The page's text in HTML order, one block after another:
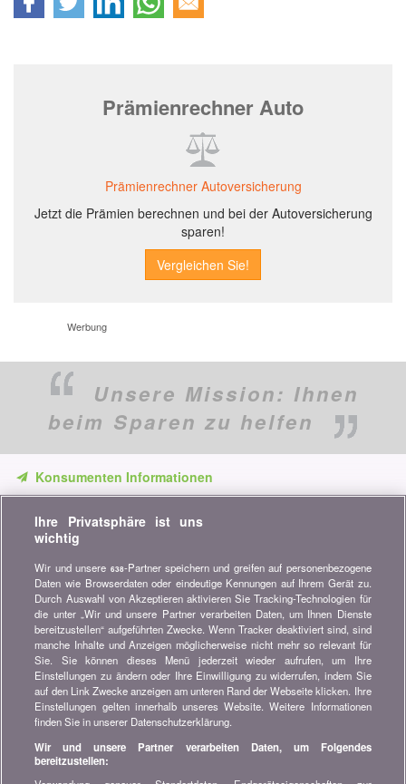
Prämienrechner Auto
Prämienrechner Autoversicherung
Jetzt die Prämien berechnen und bei der Autoversicherung
sparen!
Werbung
Unsere Mission: Ihnen
beim Sparen zu helfen
Konsumenten Informationen
unsere Vergleiche, Ratschläge und Tipps in den Bereichen
Versicherung, Finanzen, Konsumgüter und vieles mehr...
Newsletter bestellen
Treten Sie unserer Community bei
Bleiben Sie auf dem neuesten Stand, finden Sie alle Ratschläge
und Tipps zum Sparen auf:
Wissenswertes über bonus.ch
Ihre Privatsphäre ist uns
wichtig
Wir und unsere 638-Partner speichern und greifen auf personenbezogene
Daten wie Browserdaten oder eindeutige Kennungen auf Ihrem Gerät zu.
Durch Auswahl von Akzeptieren aktivieren Sie Tracking-Technologien für
die unter „Wir und unsere Partner verarbeiten Daten, um Ihnen Dienste
bereitzustellen“ aufgeführten Zwecke. Wenn Tracker deaktiviert sind, sind
manche Inhalte und Anzeigen möglicherweise nicht mehr so relevant für
Sie. Sie können dieses Menü jederzeit wieder aufrufen, um Ihre
Einstellungen zu ändern oder Ihre Einwilligung zu widerrufen, indem Sie
auf den Link Zwecke anzeigen am unteren Rand der Webseite klicken. Ihre
Einstellungen gelten innerhalb unseres Website. Weitere Informationen
finden Sie in unserer Datenschutzerklärung.
Wir und unsere Partner verarbeiten Daten, um Folgendes
bereitzustellen: